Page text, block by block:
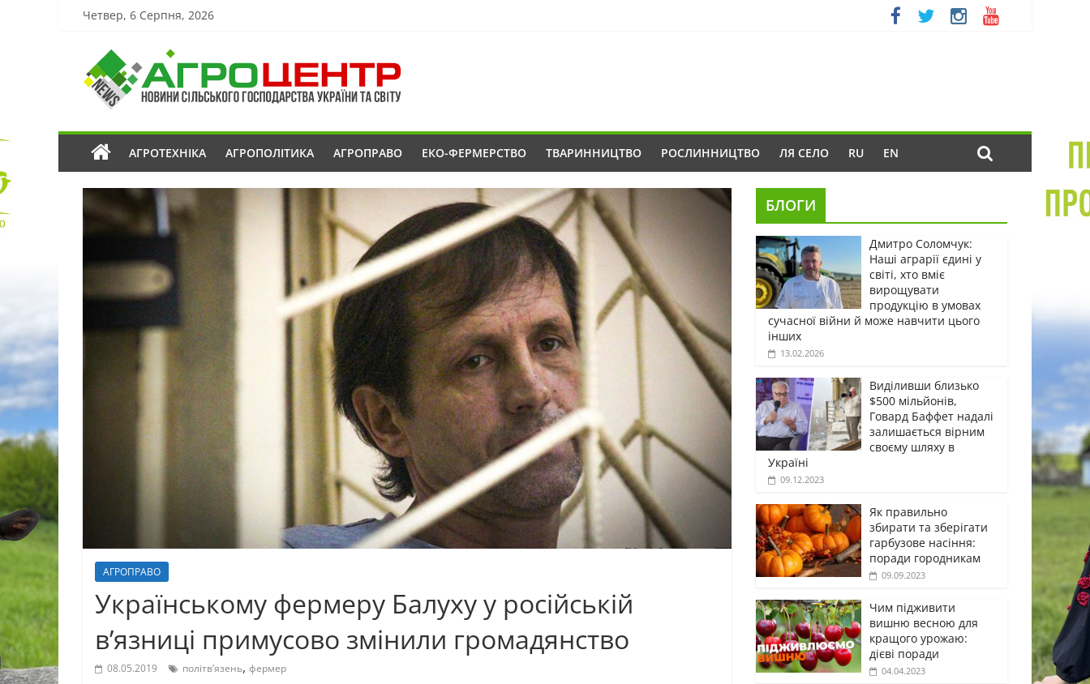
Четвер, 6 Серпня, 2026
АГРОТЕХНІКА АГРОПОЛІТИКА АГРОПРАВО ЕКО-ФЕРМЕРСТВО ТВАРИННИЦТВО РОСЛИННИЦТВО ЛЯ СЕЛО RU EN
АГРОПРАВО
Українському фермеру Балуху у російській
в’язниці примусово змінили громадянство
08.05.2019 політв’язень, фермер
БЛОГИ
Дмитро Соломчук:
Наші аграрії єдині у
світі, хто вміє
вирощувати
продукцію в умовах
сучасної війни й може навчити цього
інших
13.02.2026
Виділивши близько
$500 мільйонів,
Говард Баффет надалі
залишається вірним
своєму шляху в
Україні
09.12.2023
Як правильно
збирати та зберігати
гарбузове насіння:
поради городникам
09.09.2023
Чим підживити
вишню весною для
кращого урожаю:
дієві поради
04.04.2023